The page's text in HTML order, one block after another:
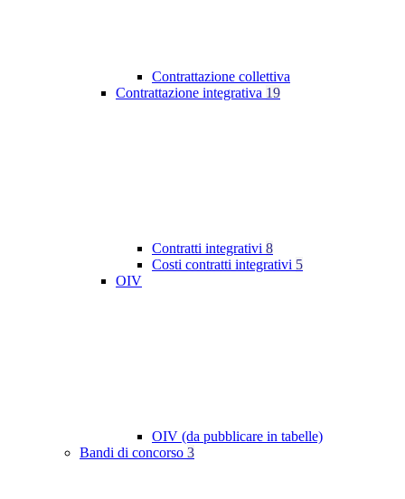
Contrattazione collettiva
Contrattazione integrativa 19
Contratti integrativi 8
Costi contratti integrativi 5
OIV
OIV (da pubblicare in tabelle)
Bandi di concorso 3